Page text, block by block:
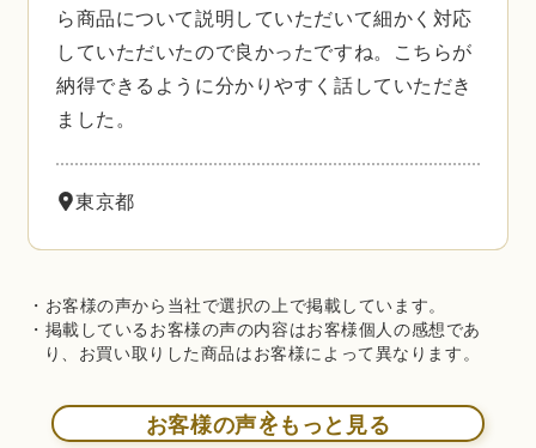
ら商品について説明していただいて細かく対応
していただいたので良かったですね。こちらが
納得できるように分かりやすく話していただき
ました。
東京都
・お客様の声から当社で選択の上で掲載しています。
・掲載しているお客様の声の内容はお客様個人の感想であ
り、お買い取りした商品はお客様によって異なります。
お客様の声をもっと見る